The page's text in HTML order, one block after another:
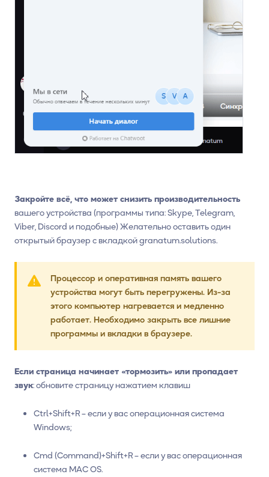
Закройте всё, что может снизить производительность
вашего устройства (программы типа: Skype, Telegram,
Viber, Discord и подобные) Желательно оставить один
открытый браузер с вкладкой granatum.solutions.
Процессор и оперативная память вашего
устройства могут быть перегружены. Из-за
этого компьютер нагревается и медленно
работает. Необходимо закрыть все лишние
программы и вкладки в браузере.
Если страница начинает «тормозить» или пропадает
звук: обновите страницу нажатием клавиш
Ctrl+Shift+R – если у вас операционная система
Windows;
Cmd (Command)+Shift+R – если у вас операционная
система MAC OS.